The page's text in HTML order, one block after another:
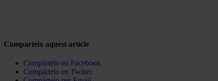
Comparteix aquest article
Compártelo en Facebook
Compártelo en Twitter